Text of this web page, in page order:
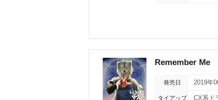
Remember Me
発売日 2019年
タイアップ CX系ド